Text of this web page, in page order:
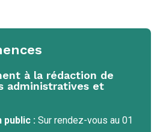
à la rédaction de
administratives et
public : Sur rendez-vous au 01